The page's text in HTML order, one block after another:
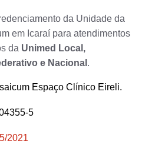
da Unidade da
em Icaraí para atendimentos
da Unimed Local,
e Nacional .
Espaço Clínico Eireli.
5
2021